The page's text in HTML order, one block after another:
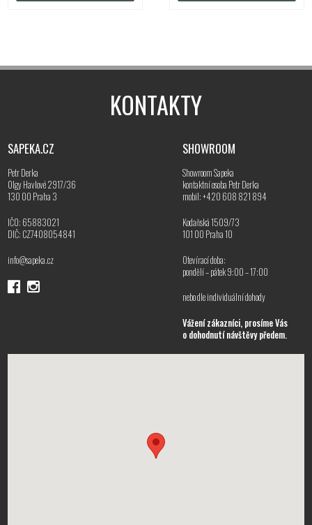
KONTAKTY
SAPEKA.CZ
Petr Derka
Olgy Havlové 2917/36
130 00 Praha 3
IČO: 65883021
DIČ: CZ7408054841
info@sapeka.cz
SHOWROOM
Showroom Sapeka
kontaktní osoba Petr Derka
mobil: +420 608 821 894
Kodaňská 1509/73
101 00 Praha 10
Otevírací doba:
pondělí – pátek 9:00 – 17:00
nebo dle individuální dohody
Vážení zákazníci, prosíme Vás
o dohodnutí návštěvy předem.